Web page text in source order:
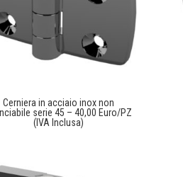
Cerniera in acciaio inox non
serie 45 – 40,00 Euro/PZ
(IVA Inclusa)